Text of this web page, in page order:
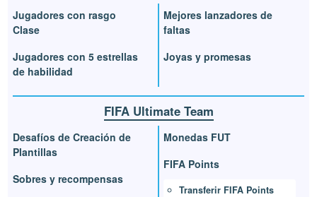
Jugadores con rasgo
Clase
Jugadores con 5 estrellas
de habilidad
Mejores lanzadores de
faltas
Joyas y promesas
FIFA Ultimate Team
Desafíos de Creación de
Plantillas
Sobres y recompensas
Monedas FUT
FIFA Points
Transferir FIFA Points